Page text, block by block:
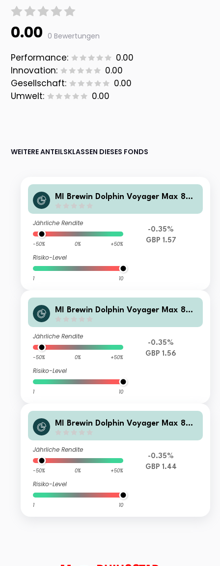
0.00 0 Bewertungen
Performance:
0.00
Innovation:
0.00
Gesellschaft:
0.00
Umwelt:
0.00
WEITERE ANTEILSKLASSEN DIESES FONDS
MI Brewin Dolphin Voyager Max 8
Jährliche Rendite
-50% 0% +50%
Risiko-Level
1 10
-0.35%
GBP 1.57
MI Brewin Dolphin Voyager Max 8
Jährliche Rendite
-50% 0% +50%
Risiko-Level
1 10
-0.35%
GBP 1.56
MI Brewin Dolphin Voyager Max 8
Jährliche Rendite
-50% 0% +50%
Risiko-Level
1 10
-0.35%
GBP 1.44